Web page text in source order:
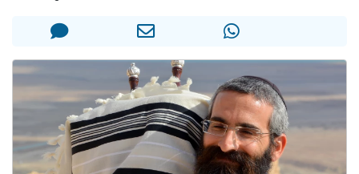
Il reste 49 places pour étudier en groupe sur Zoom
Ariel vient de donner son Maasser
Nathaniel vient de donner son Maasser